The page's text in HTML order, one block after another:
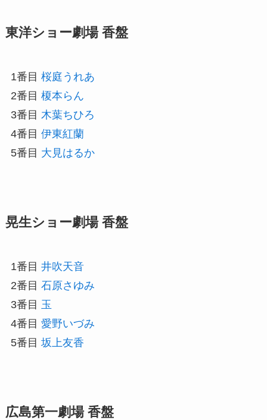
東洋ショー劇場 香盤
1番目 桜庭うれあ
2番目 榎本らん
3番目 木葉ちひろ
4番目 伊東紅蘭
5番目 大見はるか
晃生ショー劇場 香盤
1番目 井吹天音
2番目 石原さゆみ
3番目 玉
4番目 愛野いづみ
5番目 坂上友香
広島第一劇場 香盤